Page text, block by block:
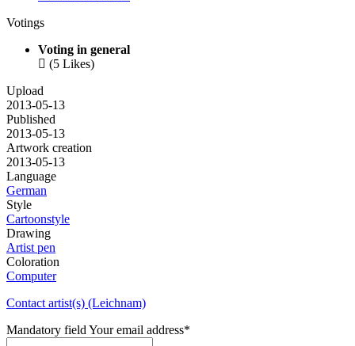
Votings
Voting in general
 (5 Likes)
Upload
2013-05-13
Published
2013-05-13
Artwork creation
2013-05-13
Language
German
Style
Cartoonstyle
Drawing
Artist pen
Coloration
Computer
Contact artist(s) (Leichnam)
Mandatory field Your email address*